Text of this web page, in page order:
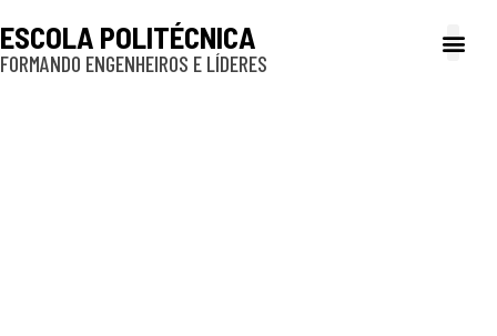
ESCOLA POLITÉCNICA
FORMANDO ENGENHEIROS E LÍDERES